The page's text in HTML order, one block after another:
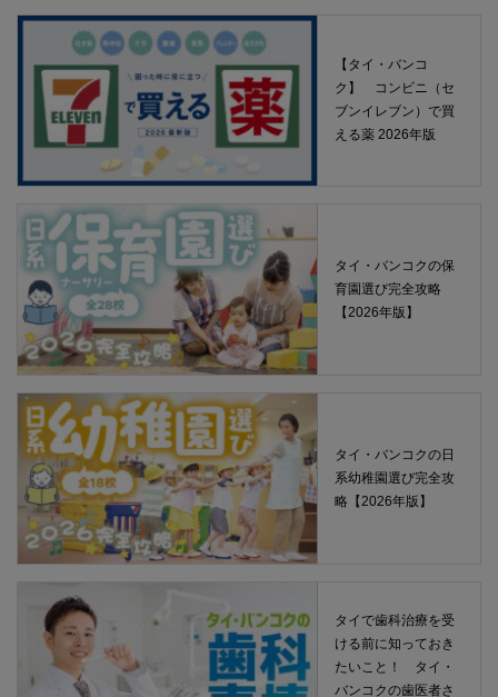
【タイ・バンコ
ク】 コンビニ（セ
ブンイレブン）で買
える薬 2026年版
タイ・バンコクの保
育園選び完全攻略
【2026年版】
タイ・バンコクの日
系幼稚園選び完全攻
略【2026年版】
タイで歯科治療を受
ける前に知っておき
たいこと！ タイ・
バンコクの歯医者さ